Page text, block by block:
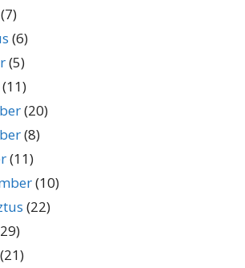
(7)
(6)
(5)
(11)
(20)
(8)
(11)
(10)
(22)
(21)